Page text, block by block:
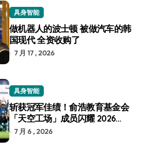
具身智能
做机器人的波士顿 被做汽车的韩
国现代 全资收购了
7 月 17 , 2026
具身智能
斩获冠军佳绩！俞浩教育基金会
「天空工场」成员闪耀 2026
RoboCup 机器人世界杯
7 月 6 , 2026